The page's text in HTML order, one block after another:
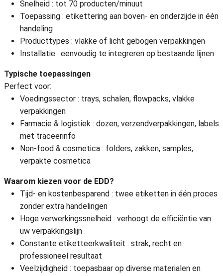
Snelheid : tot 70 producten/minuut
Toepassing : etikettering aan boven- en onderzijde in één
handeling
Producttypes : vlakke of licht gebogen verpakkingen
Installatie : eenvoudig te integreren op bestaande lijnen
Typische toepassingen
Perfect voor:
Voedingssector : trays, schalen, flowpacks, vlakke
verpakkingen
Farmacie & logistiek : dozen, verzendverpakkingen, labels
met traceerinfo
Non-food & cosmetica : folders, zakken, samples,
verpakte cosmetica
Waarom kiezen voor de EDD?
Tijd- en kostenbesparend : twee etiketten in één proces
zonder extra handelingen
Hoge verwerkingssnelheid : verhoogt de efficiëntie van
uw verpakkingslijn
Constante etiketteerkwaliteit : strak, recht en
professioneel resultaat
Veelzijdigheid : toepasbaar op diverse materialen en